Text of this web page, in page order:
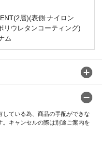
層)(表側:ナイロン
リウレタンコーティング)
ム
ている為、商品の手配ができな
キャンセルの際は別途ご案内を